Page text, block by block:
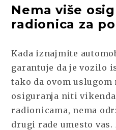
Nema više
radionica za
Kada iznajmite
garantuje da je vozilo
tako da ovom uslugom
osiguranja niti
radionicama, nema
drugi rade umesto vas.